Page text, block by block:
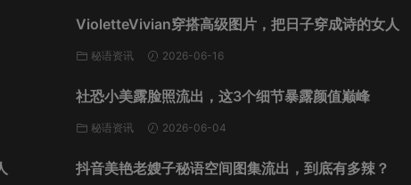
VioletteVivian穿搭高级图片，把日子穿成诗的女人
秘语资讯 2026-06-16
社恐小美露脸照流出，这3个细节暴露颜值巅峰
秘语资讯 2026-06-04
抖音美艳老嫂子秘语空间图集流出，到底有多辣？